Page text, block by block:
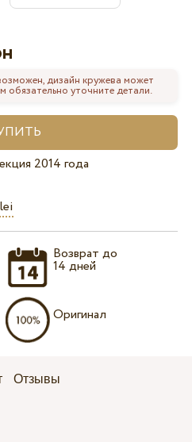
дизайн кружева может
обязательно уточните детали.
2014 года
Возврат до
14 дней
Оригинал
Отзывы